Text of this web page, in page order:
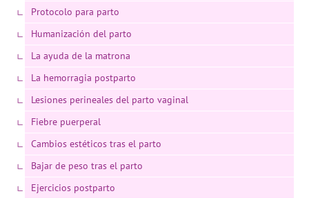
Protocolo para parto
Humanización del parto
La ayuda de la matrona
La hemorragia postparto
Lesiones perineales del parto vaginal
Fiebre puerperal
Cambios estéticos tras el parto
Bajar de peso tras el parto
Ejercicios postparto